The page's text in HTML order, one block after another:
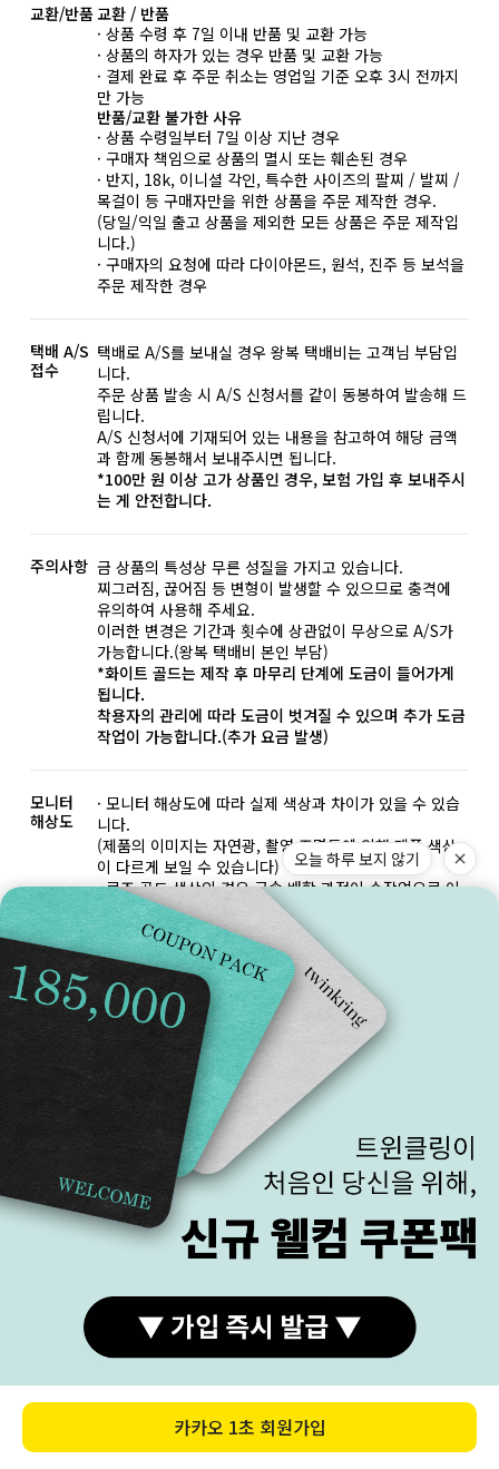
구매하기
교환/반품 교환 / 반품
· 상품 수령 후 7일 이내 반품 및 교환 가능
· 상품의 하자가 있는 경우 반품 및 교환 가능
· 결제 완료 후 주문 취소는 영업일 기준 오후 3시 전까지
만 가능
반품/교환 불가한 사유
· 상품 수령일부터 7일 이상 지난 경우
· 구매자 책임으로 상품의 멸시 또는 훼손된 경우
· 반지, 18k, 이니셜 각인, 특수한 사이즈의 팔찌 / 발찌 /
목걸이 등 구매자만을 위한 상품을 주문 제작한 경우.
(당일/익일 출고 상품을 제외한 모든 상품은 주문 제작입
니다.)
· 구매자의 요청에 따라 다이아몬드, 원석, 진주 등 보석을
주문 제작한 경우
택배 A/S
접수
택배로 A/S를 보내실 경우 왕복 택배비는 고객님 부담입
니다.
주문 상품 발송 시 A/S 신청서를 같이 동봉하여 발송해 드
립니다.
A/S 신청서에 기재되어 있는 내용을 참고하여 해당 금액
과 함께 동봉해서 보내주시면 됩니다.
*100만 원 이상 고가 상품인 경우, 보험 가입 후 보내주시
는 게 안전합니다.
주의사항 금 상품의 특성상 무른 성질을 가지고 있습니다.
찌그러짐, 끊어짐 등 변형이 발생할 수 있으므로 충격에
유의하여 사용해 주세요.
이러한 변경은 기간과 횟수에 상관없이 무상으로 A/S가
가능합니다.(왕복 택배비 본인 부담)
*화이트 골드는 제작 후 마무리 단계에 도금이 들어가게
됩니다.
착용자의 관리에 따라 도금이 벗겨질 수 있으며 추가 도금
작업이 가능합니다.(추가 요금 발생)
모니터
해상도
· 모니터 해상도에 따라 실제 색상과 차이가 있을 수 있습
니다.
(제품의 이미지는 자연광, 촬영 조명등에 의해 제품 색상
이 다르게 보일 수 있습니다)
· 로즈 골드 색상의 경우 금속 배합 과정이 수작업으로 이
루어지기 때문에 미세한 톤의 차이가 있을 수 있습니다.
· 주얼리의 특성상 세팅된 원석의 모양, 크기, 컬러가 다를
수 있습니다.
· 아래 8단계의 명암 구분이 명확하게 되어야 보다 정확한
밝기로 상품을 확인 하실 수 있습니다.
저작권
본 홈페이지 내의 모든 이미지, 문구, 콘텐츠 등에 대한 권
리를 트윈클링에 있으며,
저작권 및 디자인 보호법에 의거하여 허가 없이 무단 사용
및 도용 훼손 등을 금지합니다.
위반할 경우 사전 경고 없이 관계 법률에 따라 법적 책임
을 받을 수 있음을 고지합니다.
커플링이 아닌 다른 품목으로 구매를 하고 각인을 희망하
는 경우 추가비용이 발생됩니다.
각인서비스 이용할 경우 고객센터를 통하여 말씀해 주세
요.
이니셜 각인은 서비스로 진행됩니다. 자체 작업이 아닌 외
주 작업으로 진행됩니다.
각인의 누락, 오각인 등 각인 관련 일체 제품의 하자, 계약
오늘 하루 보지 않기
카카오 1초 회원가입